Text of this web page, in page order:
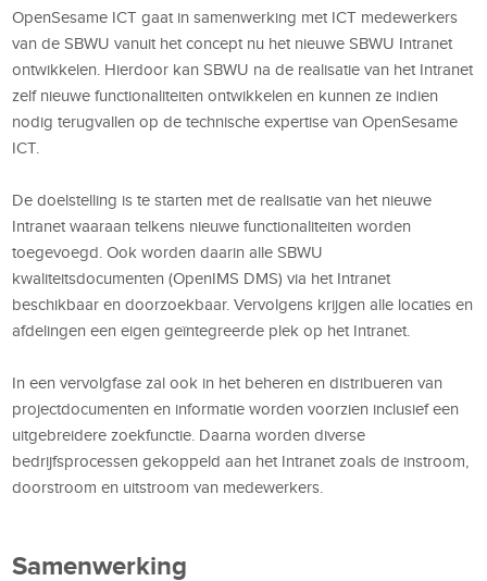
OpenSesame ICT gaat in samenwerking met ICT medewerkers
van de SBWU vanuit het concept nu het nieuwe SBWU Intranet
ontwikkelen. Hierdoor kan SBWU na de realisatie van het Intranet
zelf nieuwe functionaliteiten ontwikkelen en kunnen ze indien
nodig terugvallen op de technische expertise van OpenSesame
ICT.
De doelstelling is te starten met de realisatie van het nieuwe
Intranet waaraan telkens nieuwe functionaliteiten worden
toegevoegd. Ook worden daarin alle SBWU
kwaliteitsdocumenten (OpenIMS DMS) via het Intranet
beschikbaar en doorzoekbaar. Vervolgens krijgen alle locaties en
afdelingen een eigen geïntegreerde plek op het Intranet.
In een vervolgfase zal ook in het beheren en distribueren van
projectdocumenten en informatie worden voorzien inclusief een
uitgebreidere zoekfunctie. Daarna worden diverse
bedrijfsprocessen gekoppeld aan het Intranet zoals de instroom,
doorstroom en uitstroom van medewerkers.
Samenwerking